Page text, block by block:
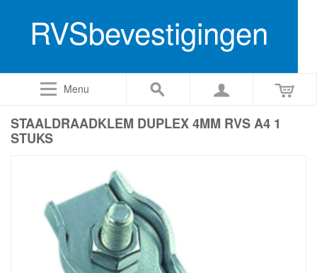
RVSbevestigingen
Menu
STAALDRAADKLEM DUPLEX 4MM RVS A4 1
STUKS